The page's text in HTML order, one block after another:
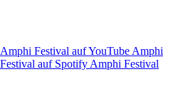
Amphi Festival auf YouTube Amphi
auf Spotify Amphi Festival